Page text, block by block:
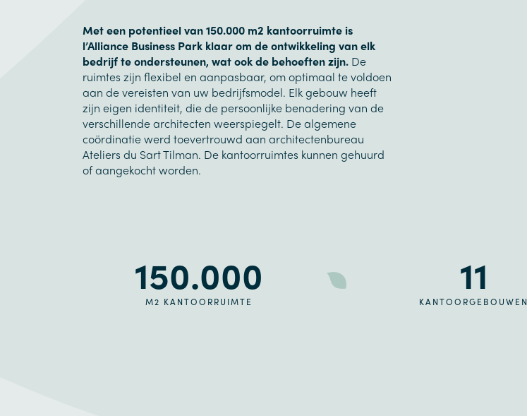
Met een potentieel van 150.000 m2 kantoorruimte is
l’Alliance Business Park klaar om de ontwikkeling van elk
bedrijf te ondersteunen, wat ook de behoeften zijn. De
ruimtes zijn flexibel en aanpasbaar, om optimaal te voldoen
aan de vereisten van uw bedrijfsmodel. Elk gebouw heeft
zijn eigen identiteit, die de persoonlijke benadering van de
verschillende architecten weerspiegelt. De algemene
coördinatie werd toevertrouwd aan architectenbureau
Ateliers du Sart Tilman. De kantoorruimtes kunnen gehuurd
of aangekocht worden.
150.000
M2 KANTOORRUIMTE
11
KANTOORGEBOUWEN